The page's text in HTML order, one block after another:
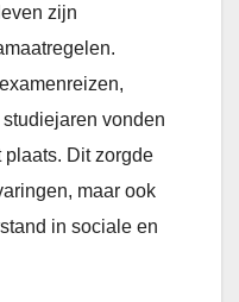
zijn
vonden
Dit zorgde
maar ook
in sociale en